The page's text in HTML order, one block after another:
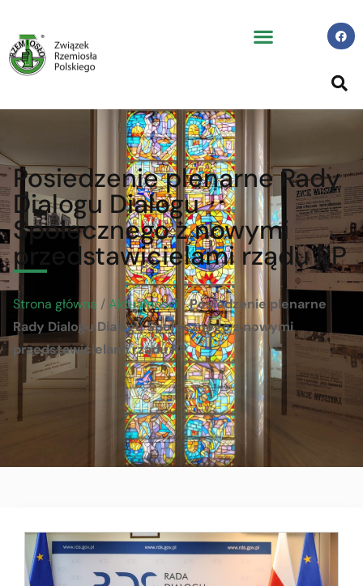
Posiedzenie plenarne Rady
Dialogu Dialogu
Społecznego z nowymi
przedstawicielami rządu RP
Strona główna /Aktualności /Posiedzenie plenarne
Rady Dialogu Dialogu Społecznego z nowymi
przedstawicielami rządu RP